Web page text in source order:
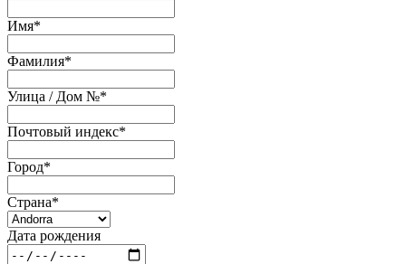
Имя*
Фамилия*
Улица / Дом №*
Почтовый индекс*
Город*
Страна*
Дата рождения